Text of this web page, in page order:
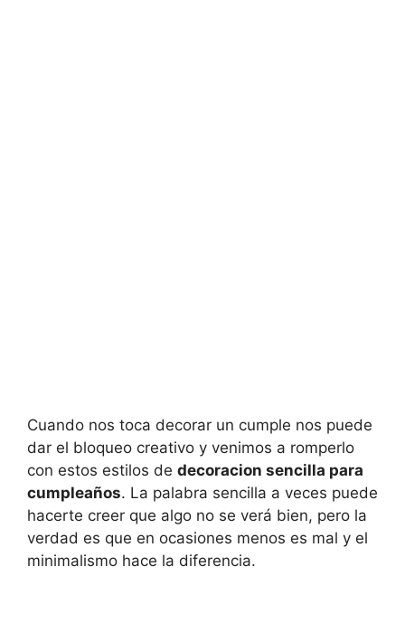
Cuando nos toca decorar un cumple nos puede
dar el bloqueo creativo y venimos a romperlo
con estos estilos de decoracion sencilla para
cumpleaños. La palabra sencilla a veces puede
hacerte creer que algo no se verá bien, pero la
verdad es que en ocasiones menos es mal y el
minimalismo hace la diferencia.